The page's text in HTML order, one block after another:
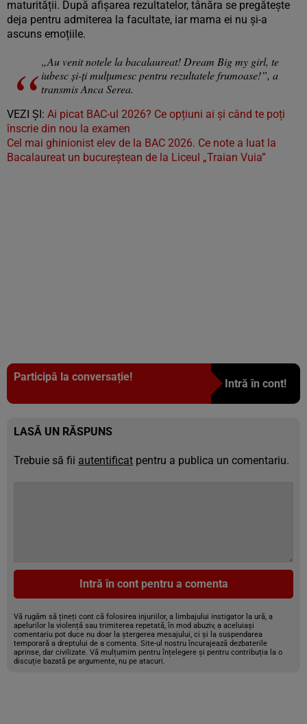
maturității. După afișarea rezultatelor, tânăra se pregătește
deja pentru admiterea la facultate, iar mama ei nu și-a
ascuns emoțiile.
„Au venit notele la bacalaureat! Dream Big my girl, te
iubesc și-ți mulțumesc pentru rezultatele frumoase!”, a
transmis Anca Serea.
VEZI ȘI: Ai picat BAC-ul 2026? Ce opțiuni ai și când te poți
înscrie din nou la examen
Cel mai ghinionist elev de la BAC 2026. Ce note a luat la
Bacalaureat un bucureștean de la Liceul „Traian Vuia”
Participă la conversație!
Intră în cont!
LASĂ UN RĂSPUNS
Trebuie să fii autentificat pentru a publica un comentariu.
Intră în cont pentru a comenta
Vă rugăm să țineți cont că folosirea injuriilor, a limbajului instigator la ură, a
apelurilor la violență sau trimiterea repetată, în mod abuziv, a aceluiași
comentariu pot duce nu doar la ștergerea mesajului, ci și la suspendarea
temporară a dreptului de a comenta. Site-ul nostru încurajează dezbaterile
aprinse, dar civilizate. Vă mulțumim pentru înțelegere și pentru contribuția la o
discuție bazată pe argumente, nu pe atacuri.